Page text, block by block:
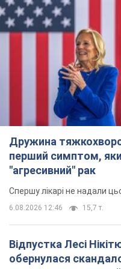
Дружина
перший симптом,
"агресивний" рак
Спершу лікарі не надали
6.08.2026 12:46 15,7 т.
Відпустка Лесі
обернулася